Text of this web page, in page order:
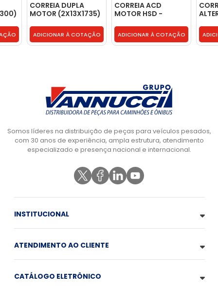
CORREIA DUPLA
MOTOR (2X13X1735)
ADICIONAR À COTAÇÃO
CORREIA ACD
MOTOR HSD -
ADICIONAR À COTAÇÃO
Somos líderes na distribuição de peças para veículos pesados,
com 30 anos de experiência, ampla estrutura, atendimento
especializado e presença nacional e internacional.
INSTITUCIONAL
ATENDIMENTO AO CLIENTE
CATÁLOGO ELETRÔNICO